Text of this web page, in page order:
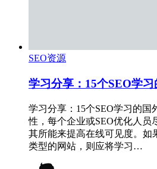
SEO资源
学习分享：15个SEO学
学习分享：15个SEO学习的国
性，每个企业或SEO优化人员
其所能来提高在线可见度。如
类型的网站，则应将学习…